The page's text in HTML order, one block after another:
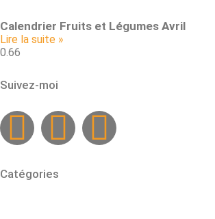
Calendrier Fruits et Légumes Avril
Lire la suite »
Suivez-moi
Catégories